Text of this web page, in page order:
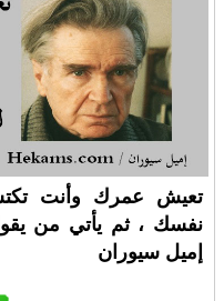
تعيش عمرك وأنت
نفسك ، ثم يأتي من
إميل سيوران